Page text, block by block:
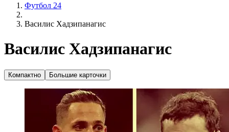
Футбол 24
Василис Хадзипанагис
Василис Хадзипанагис
Компактно Большие карточки